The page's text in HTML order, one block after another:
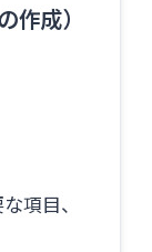
成）
項目、